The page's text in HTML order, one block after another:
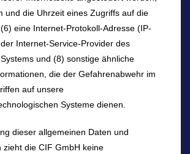
und die Uhrzeit eines Zugriffs auf die
eine Internet-Protokoll-Adresse (IP-
Internet-Service-Provider des
und (8) sonstige ähnliche
die der Gefahrenabwehr im
auf unsere
Systeme dienen.
dieser allgemeinen Daten und
zieht die CIF GmbH keine